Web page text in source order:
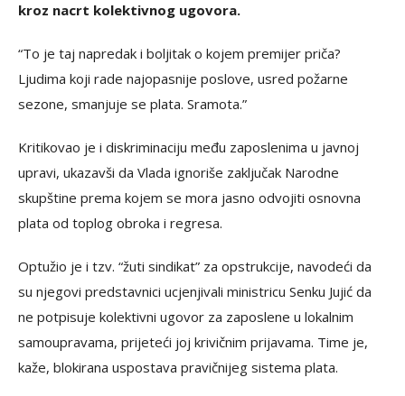
kroz nacrt kolektivnog ugovora.
“To je taj napredak i boljitak o kojem premijer priča?
Ljudima koji rade najopasnije poslove, usred požarne
sezone, smanjuje se plata. Sramota.”
Kritikovao je i diskriminaciju među zaposlenima u javnoj
upravi, ukazavši da Vlada ignoriše zaključak Narodne
skupštine prema kojem se mora jasno odvojiti osnovna
plata od toplog obroka i regresa.
Optužio je i tzv. “žuti sindikat” za opstrukcije, navodeći da
su njegovi predstavnici ucjenjivali ministricu Senku Jujić da
ne potpisuje kolektivni ugovor za zaposlene u lokalnim
samoupravama, prijeteći joj krivičnim prijavama. Time je,
kaže, blokirana uspostava pravičnijeg sistema plata.